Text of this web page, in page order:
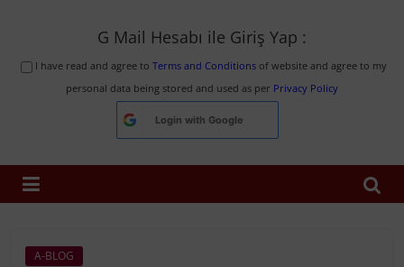
G Mail Hesabı ile Giriş Yap :
I have read and agree to Terms and Conditionsof website and agree to my
personal data being stored and used as per Privacy Policy
Login with Google
A-BLOG